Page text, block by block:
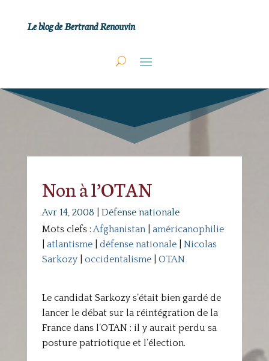
Le blog de Bertrand Renouvin
Non à l’OTAN
Avr 14, 2008
Défense nationale
Mots clefs :Afghanistan| américanophilie
atlantisme| défense nationale| Nicolas
Sarkozy| occidentalisme| OTAN
Le candidat Sarkozy s’était bien gardé de
lancer le débat sur la réintégration de la
France dans l’OTAN : il y aurait perdu sa
posture patriotique et l’élection.